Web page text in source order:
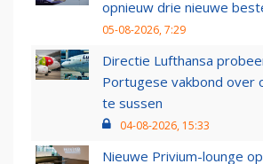
opnieuw drie nieuwe
05-08-2026, 7:29
Directie Lufthansa
Portugese vakbond over
te sussen
04-08-2026, 15:33
Nieuwe Privium-lounge